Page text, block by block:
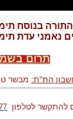
התורה בנוסח
נאמני עדת
תרום
הת"ת: מבשר טוב, בנק
להתקשר לטלפון